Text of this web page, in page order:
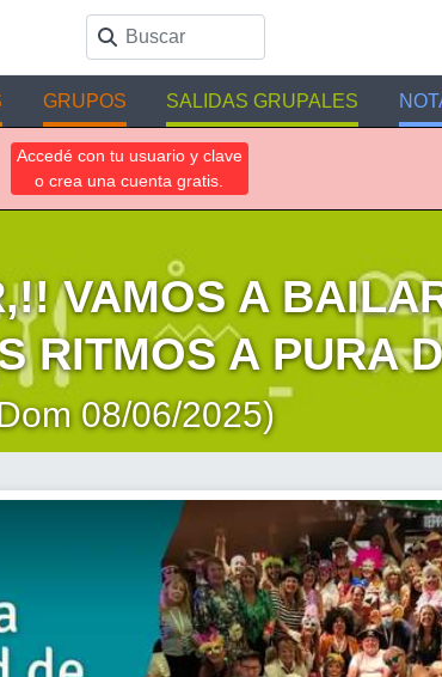
GRUPOS SALIDAS GRUPALES
Accedé con tu usuario y clave
o crea una cuenta gratis.
VAMOS A
RITMOS A PURA
08/06/2025)